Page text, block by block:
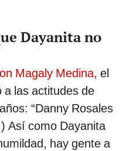
Dayanita no
Magaly Medina, el
las actitudes de
“Danny Rosales
Así como Dayanita
hay gente a